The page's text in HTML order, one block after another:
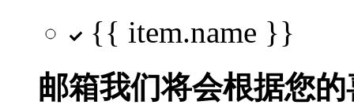
{{ item.name }}
邮箱我们将会根据您